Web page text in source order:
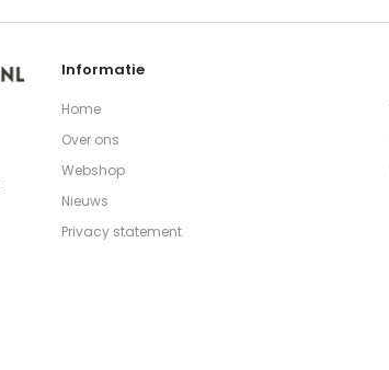
Informatie
Home
Over ons
Webshop
Nieuws
Privacy statement